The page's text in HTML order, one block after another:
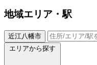
地域エリア・駅
近江八幡市
エリアから探す